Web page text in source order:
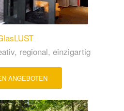
regional, einzigartig
ANGEBOTEN